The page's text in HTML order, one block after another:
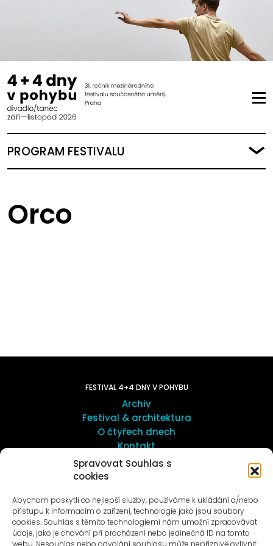
Spravovat Souhlas s
cookies
Abychom poskytli co nejlepší služby, používáme k ukládání a/nebo
přístupu k informacím o zařízení, technologie jako jsou soubory
cookies. Souhlas s těmito technologiemi nám umožní zpracovávat
údaje, jako je chování při procházení nebo jedinečná ID na tomto
webu. Nesouhlas nebo odvolání souhlasu může nepříznivě ovlivnit
PROGRAM FESTIVALU
Orco
FESTIVAL 4+4 DNY V POHYBU
Archiv
Festival & architektura
O čtyřech dnech
Kontakt
O umění v Motole